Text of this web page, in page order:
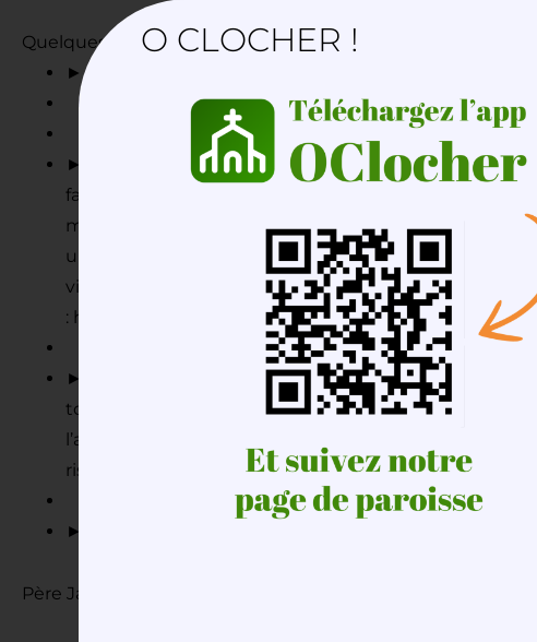
Quelques pistes concrètes pour vivre ce carême :
► Les
proposés pour tous et
► Vivre le carême avec le Pape François: Le
famille vous propose un cheminement quotidien à
méditer seul, en couple ou en famille : une citation du
une piste de questionnement personnel + une
via internet à la page
: http://www.catholique78.fr/services/mission-pour-la-
► Le Carême sans alcool: pendant tout le carême,
toute boisson alcoolisée, pour vivre en solidarité
l’alcool. C’est facile ou c’est difficile ? Rien de mieux
risque… Initiative proposée par lesPèlerins de l’Eau
►
Père Jacques-Bertrand ROBERT, votre curé
O CLOCHER !